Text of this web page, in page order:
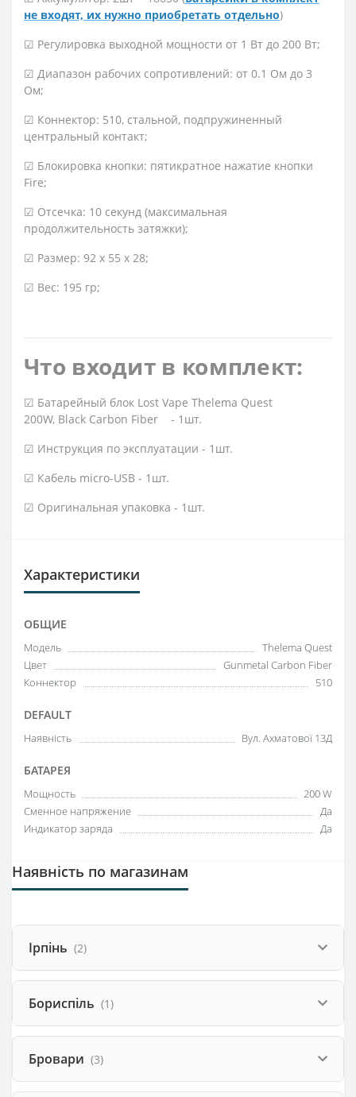
не входят, их нужно приобретать отдельно)
☑ Регулировка выходной мощности от 1 Вт до 200 Вт;
☑ Диапазон рабочих сопротивлений: от 0.1 Ом до 3
Ом;
☑ Коннектор: 510, стальной, подпружиненный
центральный контакт;
☑ Блокировка кнопки: пятикратное нажатие кнопки
Fire;
☑ Отсечка: 10 секунд (максимальная
продолжительность затяжки);
☑ Размер: 92 x 55 x 28;
☑ Вес: 195 гр;
Что входит в комплект:
☑ Батарейный блок Lost Vape Thelema Quest
200W, Black Carbon Fiber - 1шт.
☑ Инструкция по эксплуатации - 1шт.
☑ Кабель micro-USB - 1шт.
☑ Оригинальная упаковка - 1шт.
Характеристики
ОБЩИЕ
Модель
Thelema Quest
Цвет
Gunmetal Carbon Fiber
Коннектор
510
DEFAULT
Наявність Вул. Ахматової 13Д
БАТАРЕЯ
Мощность
200 W
Сменное напряжение
Да
Индикатор заряда
Да
Наявність по магазинам
Ірпінь (2)
Бориспіль (1)
Бровари (3)